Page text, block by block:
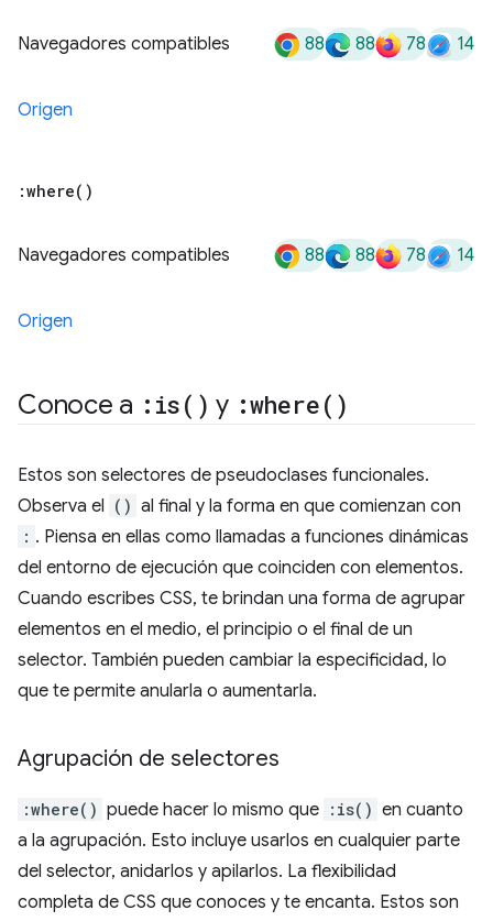
Navegadores compatibles 88 88 78 14
Origen
:where( )
Navegadores compatibles 88 88 78 14
Origen
Conoce a : is( ) y :where( )
Estos son selectores de pseudoclases funcionales.
Observa el () al final y la forma en que comienzan con
: . Piensa en ellas como llamadas a funciones dinámicas
del entorno de ejecución que coinciden con elementos.
Cuando escribes CSS, te brindan una forma de agrupar
elementos en el medio, el principio o el final de un
selector. También pueden cambiar la especificidad, lo
que te permite anularla o aumentarla.
Agrupación de selectores
:where() puede hacer lo mismo que :is() en cuanto
a la agrupación. Esto incluye usarlos en cualquier parte
del selector, anidarlos y apilarlos. La flexibilidad
completa de CSS que conoces y te encanta. Estos son